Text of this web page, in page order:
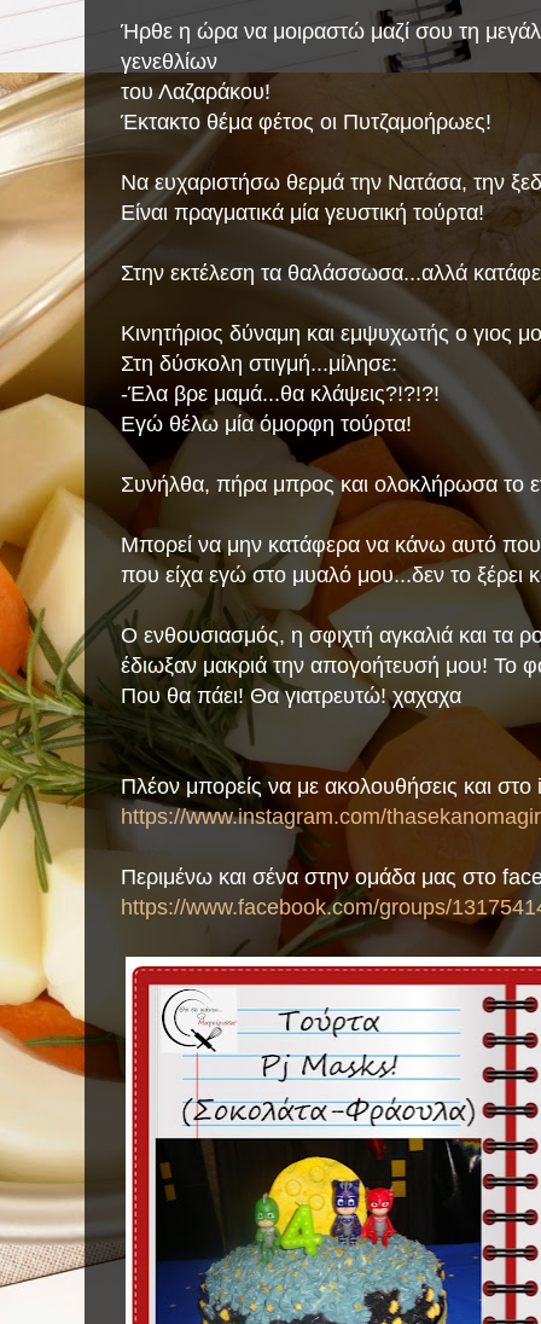
Ήρθε η ώρα να μοιραστώ μαζί σου τη
γενεθλίων
του Λαζαράκου!
Έκτακτο θέμα φέτος οι Πυτζαμοήρωες!
Να ευχαριστήσω θερμά την Νατάσα, την
Είναι πραγματικά μία γευστική τούρτα!
Στην εκτέλεση τα θαλάσσωσα...αλλά
Κινητήριος δύναμη και εμψυχωτής ο γιος
Στη δύσκολη στιγμή...μίλησε:
-Έλα βρε μαμά...θα κλάψεις?!?!?!
Εγώ θέλω μία όμορφη τούρτα!
Συνήλθα, πήρα μπρος και ολοκλήρωσα το
Μπορεί να μην κατάφερα να κάνω αυτό
που είχα εγώ στο μυαλό μου...δεν το ξέρει
Ο ενθουσιασμός, η σφιχτή αγκαλιά και τα
έδιωξαν μακριά την απογοήτευσή μου! Το
Που θα πάει! Θα γιατρευτώ! χαχαχα
Πλέον μπορείς να με ακολουθήσεις και
https://www.instagram.com/
Περιμένω και σένα στην ομάδα μας στο
https://www.facebook.com/groups/